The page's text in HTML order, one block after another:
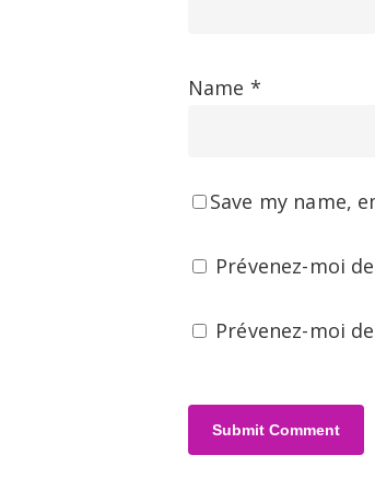
Name *
Save my name,
Prévenez-moi
Prévenez-moi